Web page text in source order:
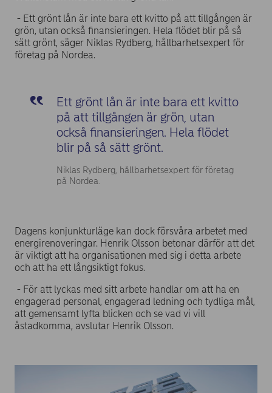
- Ett grönt lån är inte bara ett kvitto på att tillgången är
grön, utan också finansieringen. Hela flödet blir på så
sätt grönt, säger Niklas Rydberg, hållbarhetsexpert för
företag på Nordea.
Ett grönt lån är inte bara ett kvitto
på att tillgången är grön, utan
också finansieringen. Hela flödet
blir på så sätt grönt.
Niklas Rydberg, hållbarhetsexpert för företag
på Nordea.
Dagens konjunkturläge kan dock försvåra arbetet med
energirenoveringar. Henrik Olsson betonar därför att det
är viktigt att ha organisationen med sig i detta arbete
och att ha ett långsiktigt fokus.
- För att lyckas med sitt arbete handlar om att ha en
engagerad personal, engagerad ledning och tydliga mål,
att gemensamt lyfta blicken och se vad vi vill
åstadkomma, avslutar Henrik Olsson.